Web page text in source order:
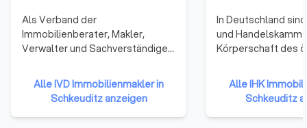
besten Immobilienmaklern in Schkeuditz auf einen Blick und
können unkompliziert wählen. Nutzen Sie kostenlose
Erstgespräche, um den ersten Eindruck vom Anbieterprofil zu
Sie direkt auf unserer Plattform anfordern können. Finden Sie
noch heute die besten Immobilienmakler in Schkeuditz und
Als Verband der
Immobilienberater, Makler,
Verwalter und Sachverständigen
Mitgliedern in der
Verantwortung, am nachhaltigen
Funktionieren des
Immobilienmarktes mitzuwirken.
Alle IVD Immobilienmakler in
Schkeuditz anzeigen
In Deutschland
und
Körperschaft des
Unternehmen
Unternehmen mit
reiner
Alle IHK
Schkeuditz